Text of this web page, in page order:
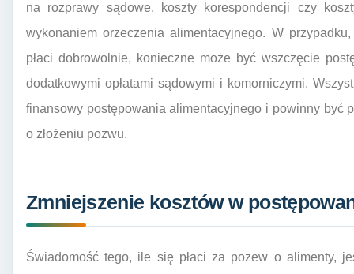
na rozprawy sądowe, koszty korespondencji czy
wykonaniem orzeczenia alimentacyjnego. W
płaci dobrowolnie, konieczne może być wszczęcie
dodatkowymi opłatami sądowymi i komorniczymi.
finansowy postępowania alimentacyjnego i powinny być
o złożeniu pozwu.
Zmniejszenie kosztów w
Świadomość tego, ile się płaci za pozew o alimenty,